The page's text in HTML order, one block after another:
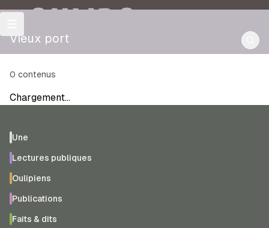
OULIPO
Vieux port
0 contenus
Chargement…
Une
Lectures publiques
Oulipiens
Publications
Faits & dits